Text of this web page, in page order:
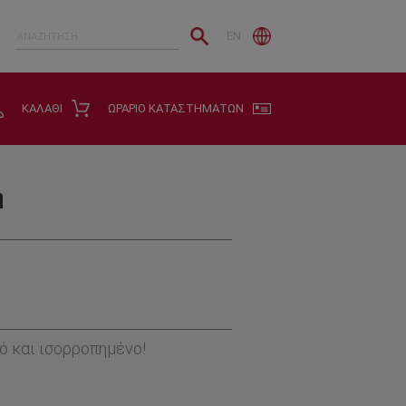
EN
ΩΡΑΡΙΟ ΚΑΤΑΣΤΗΜΑΤΩΝ
ΚΑΛΑΘΙ
ισορροπημένο!